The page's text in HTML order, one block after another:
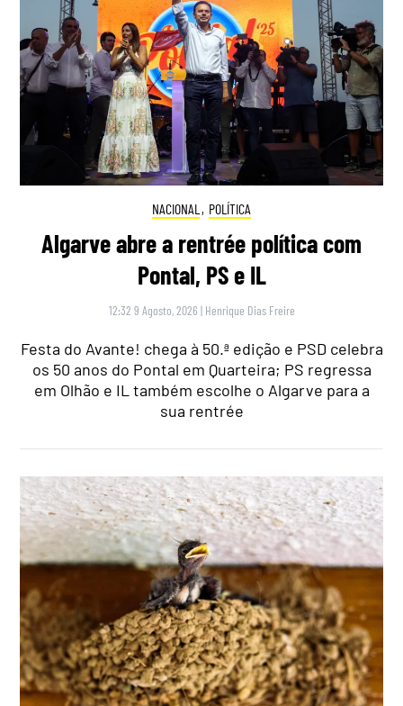
NACIONAL , POLÍTICA
Algarve abre a rentrée política com
Pontal, PS e IL
12:32 9 Agosto, 2026 | Henrique Dias Freire
Festa do Avante! chega à 50.ª edição e PSD celebra
os 50 anos do Pontal em Quarteira; PS regressa
em Olhão e IL também escolhe o Algarve para a
sua rentrée